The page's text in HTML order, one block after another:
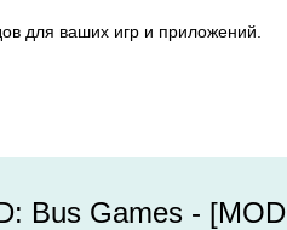
для ваших игр и приложений.
Bus Games - [MOD